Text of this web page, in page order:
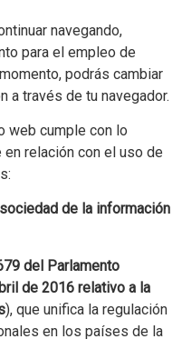
navegando,
para el empleo de
podrás cambiar
a través de tu navegador.
web cumple con lo
relación con el uso de
de la información
del Parlamento
de 2016 relativo a la
), que unifica la regulación
en los países de la